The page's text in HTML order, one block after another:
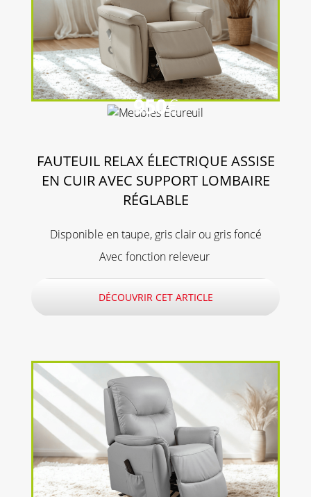
950€
FAUTEUIL RELAX ÉLECTRIQUE ASSISE
EN CUIR AVEC SUPPORT LOMBAIRE
RÉGLABLE
Disponible en taupe, gris clair ou gris foncé
Avec fonction releveur
DÉCOUVRIR CET ARTICLE